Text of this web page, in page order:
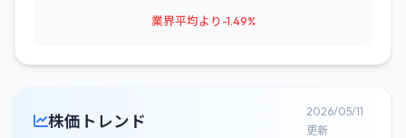
業界平均より-1.49%
株価トレンド
2026/05/11
更新